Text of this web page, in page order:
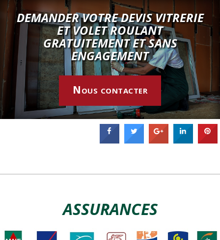
OK Vitrier – Paris 6
- 2.6 km
7 rue Jean Francois Gerbillon
75006 Paris
OK Vitrier – Paris 14
- 3.3 km
51 rue de Plaisance
Paris
OK Vitrier – Paris 1
92040 Issy-Les-Moulineaux
DEMANDER VOTRE DEVIS VITRERIE
ET VOLET ROULANT
GRATUITEMENT ET SANS
ENGAGEMENT
Nous contacter
ASSURANCES